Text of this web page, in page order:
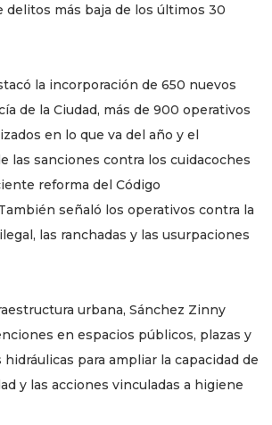
delitos más baja de los últimos 30
la incorporación de 650 nuevos
de la Ciudad, más de 900 operativos
en lo que va del año y el
las sanciones contra los cuidacoches
reforma del Código
señaló los operativos contra la
las ranchadas y las usurpaciones
urbana, Sánchez Zinny
en espacios públicos, plazas y
hidráulicas para ampliar la capacidad de
y las acciones vinculadas a higiene